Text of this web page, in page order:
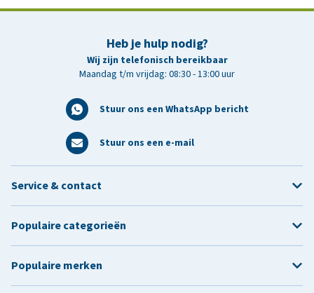
Heb je hulp nodig?
Wij zijn telefonisch bereikbaar
Maandag t/m vrijdag: 08:30 - 13:00 uur
Stuur ons een WhatsApp bericht
Stuur ons een e-mail
Service & contact
Populaire categorieën
Populaire merken